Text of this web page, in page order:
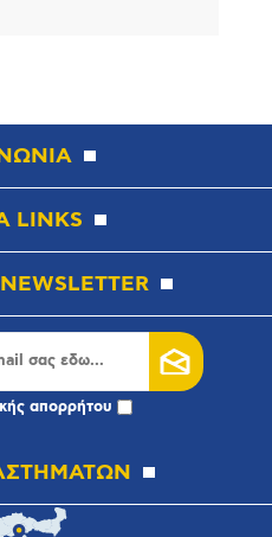
LINKS
απορρήτου